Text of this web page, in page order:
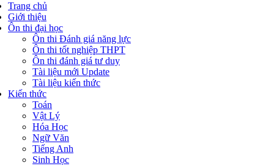
Trang chủ
Giới thiệu
Ôn thi đại học
Ôn thi Đánh giá năng lực
Ôn thi tốt nghiệp THPT
Ôn thi đánh giá tư duy
Tài liệu mới Update
Tài liệu kiến thức
Kiến thức
Toán
Vật Lý
Hóa Học
Ngữ Văn
Tiếng Anh
Sinh Học